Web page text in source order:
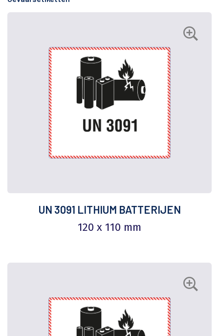
UN 3091 LITHIUM BATTERIJEN
120 x 110 mm